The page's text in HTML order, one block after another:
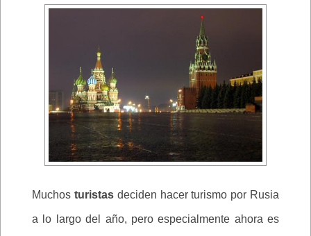
Muchos turistasdeciden hacer turismo por Rusia
a lo largo del año, pero especialmente ahora es